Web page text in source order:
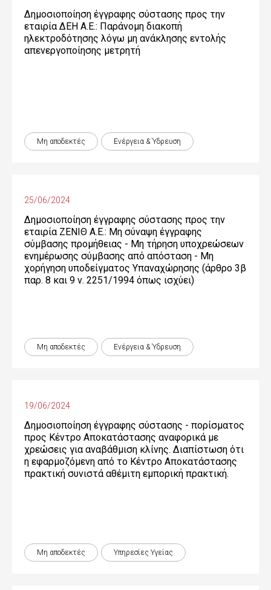
Δημοσιοποίηση έγγραφης σύστασης προς την
εταιρία ΔΕΗ Α.Ε.: Παράνομη διακοπή
ηλεκτροδότησης λόγω μη ανάκλησης εντολής
απενεργοποίησης μετρητή
Μη αποδεκτές Ενέργεια & Ύδρευση
25/06/2024
Δημοσιοποίηση έγγραφης σύστασης προς την
εταιρία ΖΕΝΙΘ Α.Ε.: Μη σύναψη έγγραφης
σύμβασης προμήθειας - Μη τήρηση υποχρεώσεων
ενημέρωσης σύμβασης από απόσταση - Μη
χορήγηση υποδείγματος Υπαναχώρησης (άρθρο 3β
παρ. 8 και 9 ν. 2251/1994 όπως ισχύει)
Μη αποδεκτές Ενέργεια & Ύδρευση
19/06/2024
Δημοσιοποίηση έγγραφης σύστασης - πορίσματος
προς Κέντρο Αποκατάστασης αναφορικά με
χρεώσεις για αναβάθμιση κλίνης. Διαπίστωση ότι
η εφαρμοζόμενη από το Κέντρο Αποκατάστασης
πρακτική συνιστά αθέμιτη εμπορική πρακτική.
Μη αποδεκτές Υπηρεσίες Υγείας